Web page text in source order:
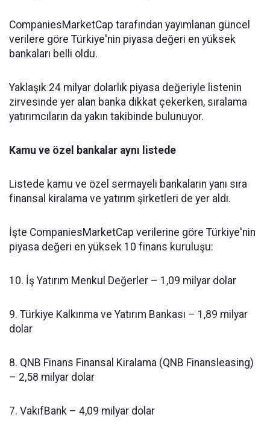
CompaniesMarketCap tarafından yayımlanan güncel
verilere göre Türkiye'nin piyasa değeri en yüksek
bankaları belli oldu.
Yaklaşık 24 milyar dolarlık piyasa değeriyle listenin
zirvesinde yer alan banka dikkat çekerken, sıralama
yatırımcıların da yakın takibinde bulunuyor.
Kamu ve özel bankalar aynı listede
Listede kamu ve özel sermayeli bankaların yanı sıra
finansal kiralama ve yatırım şirketleri de yer aldı.
İşte CompaniesMarketCap verilerine göre Türkiye'nin
piyasa değeri en yüksek 10 finans kuruluşu:
10. İş Yatırım Menkul Değerler – 1,09 milyar dolar
9. Türkiye Kalkınma ve Yatırım Bankası – 1,89 milyar
dolar
8. QNB Finans Finansal Kiralama (QNB Finansleasing)
– 2,58 milyar dolar
7. VakıfBank – 4,09 milyar dolar